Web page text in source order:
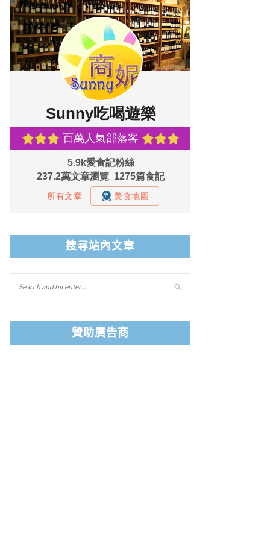
搜尋站內文章
贊助廣告商